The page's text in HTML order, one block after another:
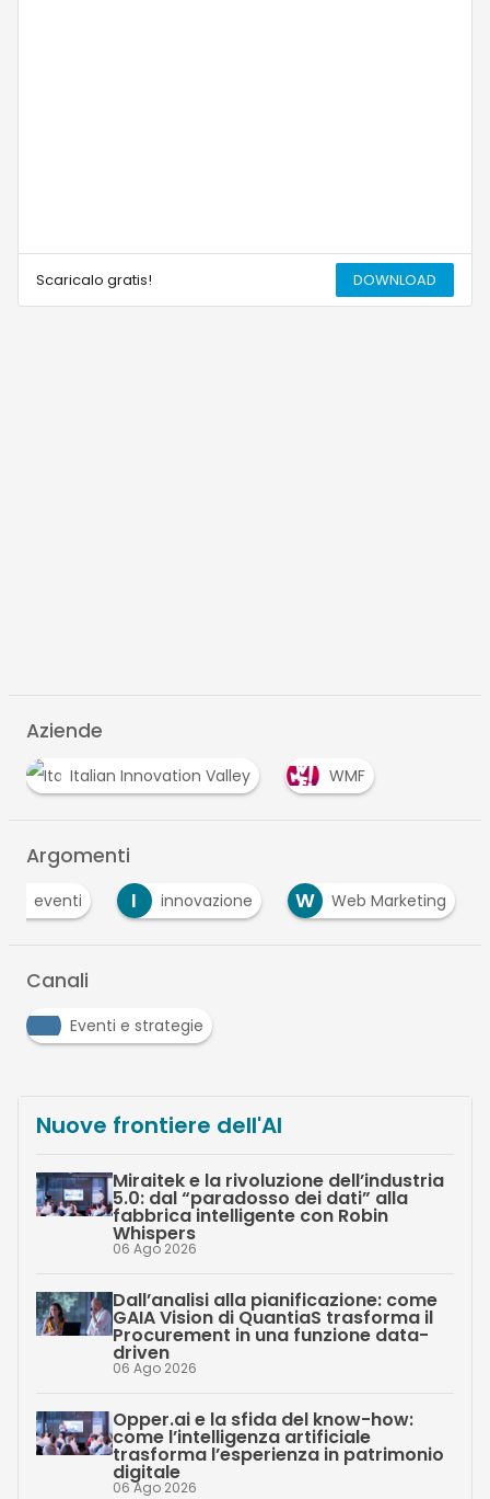
Scaricalo gratis! DOWNLOAD
Aziende
Italian Innovation Valley WMF
Argomenti
eventi I innovazione W Web Marketing
Canali
Eventi e strategie
Nuove frontiere dell'AI
Miraitek e la rivoluzione dell’industria
5.0: dal “paradosso dei dati” alla
fabbrica intelligente con Robin
Whispers
06 Ago 2026
Dall’analisi alla pianificazione: come
GAIA Vision di QuantiaS trasforma il
Procurement in una funzione data-
driven
06 Ago 2026
Opper.ai e la sfida del know-how:
come l’intelligenza artificiale
trasforma l’esperienza in patrimonio
digitale
06 Ago 2026